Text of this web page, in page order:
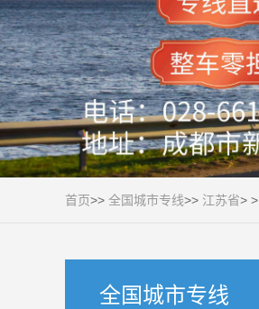
首页>> 全国城市专线>> 江苏省> >
全国城市专线